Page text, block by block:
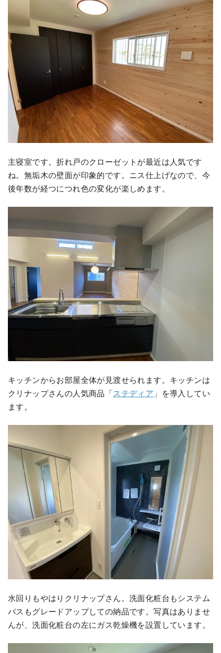
主寝室です。折れ戸のクローゼットが最近は人気です
ね。無垢木の壁面が印象的です。ニス仕上げなので、今
後年数が経つにつれ色の変化が楽しめます。
キッチンからお部屋全体が見渡せられます。キッチンは
クリナップさんの人気商品「ステディア 」を導入してい
ます。
水回りもやはりクリナップさん。洗面化粧台もシステム
バスもグレードアップしての納品です。写真はありませ
んが、洗面化粧台の左にガス乾燥機を設置しています。